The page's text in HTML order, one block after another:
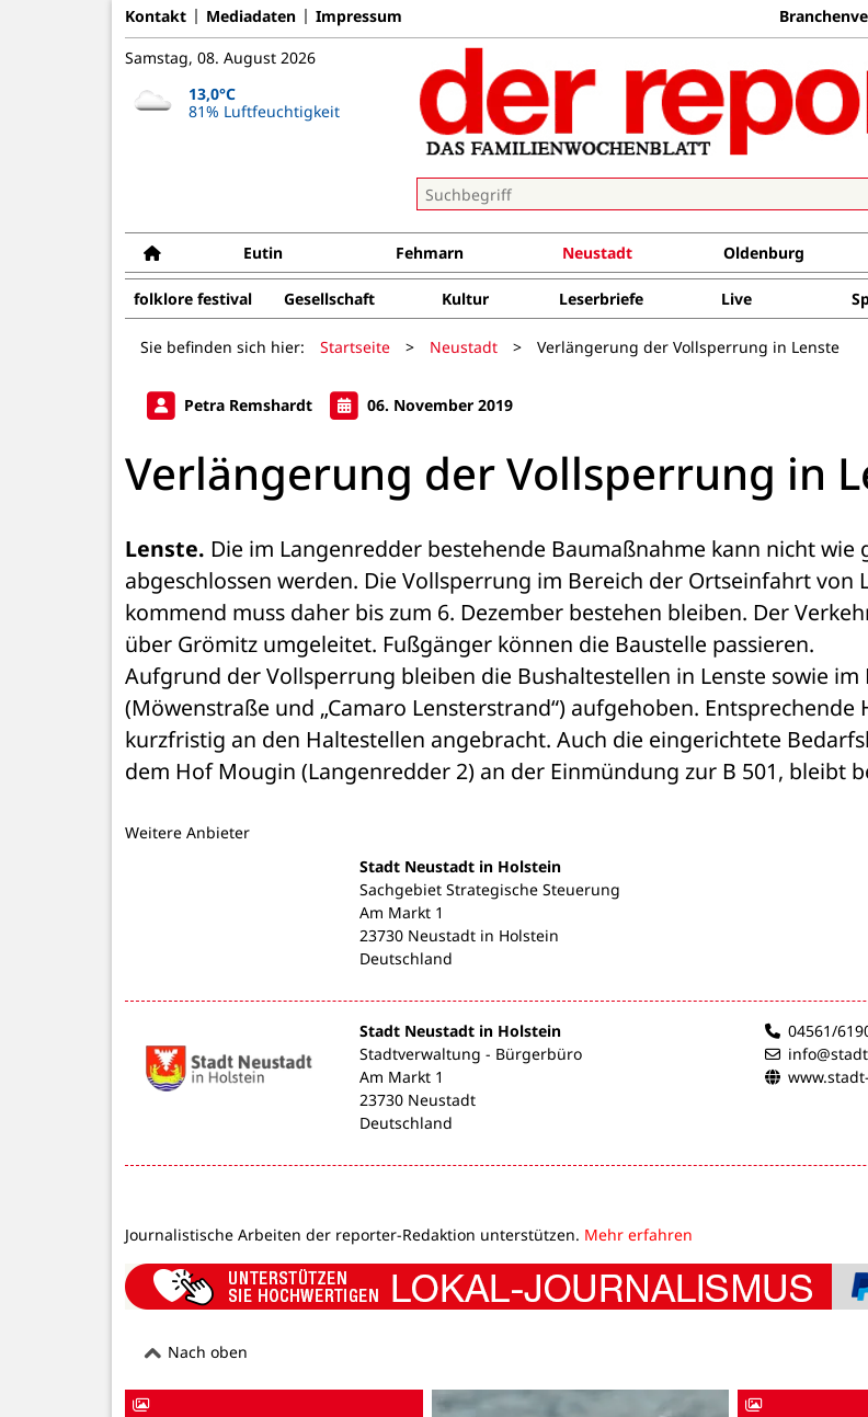
Kontakt Mediadaten Impressum
Samstag, 08. August 2026
13,0°C
81% Luftfeuchtigkeit
Eutin Fehmarn Neustadt Oldenburg
folklore festival Gesellschaft Kultur Leserbriefe Live
Sie befinden sich hier: Startseite > Neustadt > Verlängerung der Vollsperrung in Lenste
Petra Remshardt 06. November 2019
Verlängerung der Vollsperrung in
Lenste. Die im Langenredder bestehende Baumaßnahme kann nicht wie
abgeschlossen werden. Die Vollsperrung im Bereich der Ortseinfahrt von
kommend muss daher bis zum 6. Dezember bestehen bleiben. Der
über Grömitz umgeleitet. Fußgänger können die Baustelle passieren.
Aufgrund der Vollsperrung bleiben die Bushaltestellen in Lenste sowie
(Möwenstraße und „Camaro Lensterstrand“) aufgehoben. Entsprechende
kurzfristig an den Haltestellen angebracht. Auch die eingerichtete
dem Hof Mougin (Langenredder 2) an der Einmündung zur B 501, bleibt
Weitere Anbieter
Stadt Neustadt in Holstein
Sachgebiet Strategische Steuerung
Am Markt 1
23730 Neustadt in Holstein
Deutschland
Stadt Neustadt in Holstein
Stadtverwaltung - Bürgerbüro
Am Markt 1
23730 Neustadt
Deutschland
04561/
Journalistische Arbeiten der reporter-Redaktion unterstützen. Mehr erfahren
Nach oben